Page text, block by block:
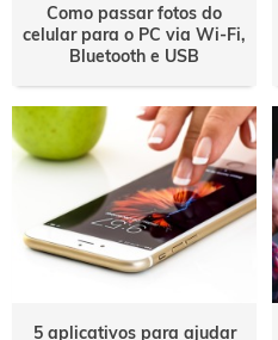
Como passar fotos do
celular para o PC via Wi-Fi,
Bluetooth e USB
5 aplicativos para ajudar